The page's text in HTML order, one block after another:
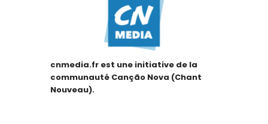
cnmedia.fr est une initiative de la
communauté Canção Nova (Chant
Nouveau).